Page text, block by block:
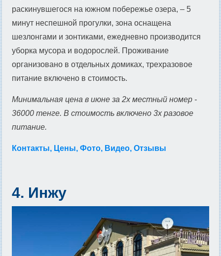
раскинувшегося на южном побережье озера, – 5
минут неспешной прогулки, зона оснащена
шезлонгами и зонтиками, ежедневно производится
уборка мусора и водорослей. Проживание
организовано в отдельных домиках, трехразовое
питание включено в стоимость.
Минимальная цена в июне за 2х местный номер -
36000 тенге. В стоимость включено 3х разовое
питание.
Контакты, Цены, Фото, Видео, Отзывы
4. Инжу